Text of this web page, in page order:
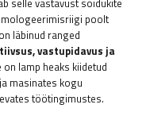
selle vastavust sõidukite
poolt
läbinud ranged
vastupidavus ja
on lamp heaks kiidetud
masinates kogu
töötingimustes.